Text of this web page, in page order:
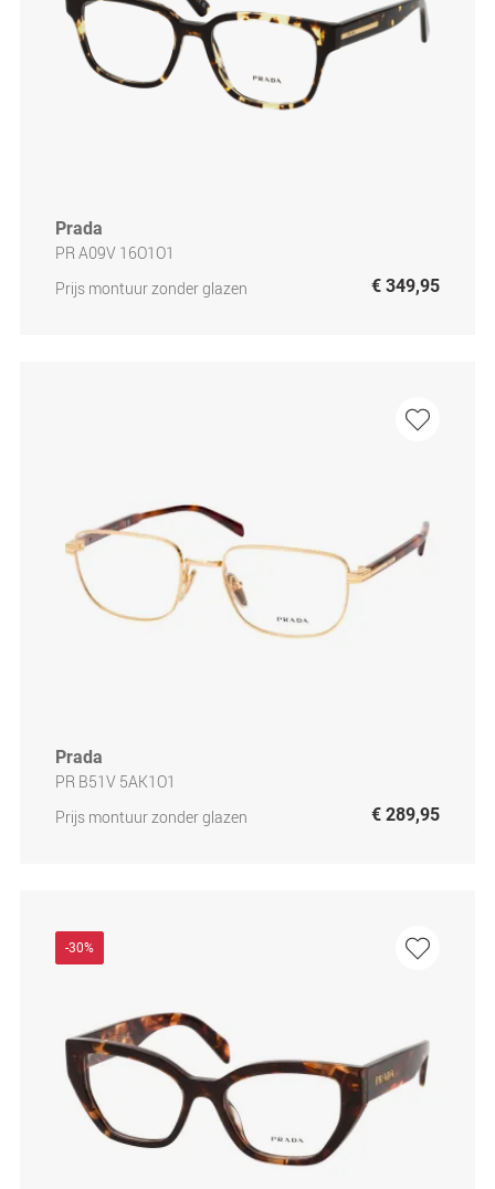
Prada
PR A09V 16O1O1
Prijs montuur zonder glazen
€ 349,95
Prada
PR B51V 5AK1O1
Prijs montuur zonder glazen
€ 289,95
-30%